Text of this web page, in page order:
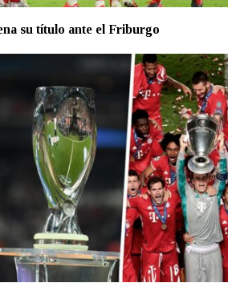
su título ante el Friburgo